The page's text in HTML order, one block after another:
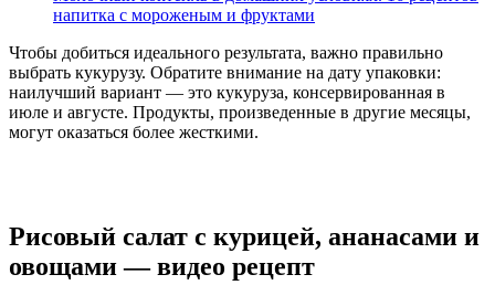
напитка с мороженым и фруктами
Чтобы добиться идеального результата, важно правильно
выбрать кукурузу. Обратите внимание на дату упаковки:
наилучший вариант — это кукуруза, консервированная в
июле и августе. Продукты, произведенные в другие месяцы,
могут оказаться более жесткими.
Рисовый салат с курицей, ананасами и
овощами — видео рецепт